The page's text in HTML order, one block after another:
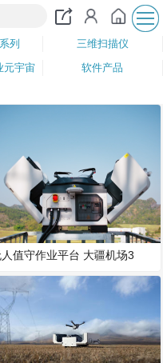
列
三维扫描仪
元宇宙
软件产品
值守作业平台 大疆机场3